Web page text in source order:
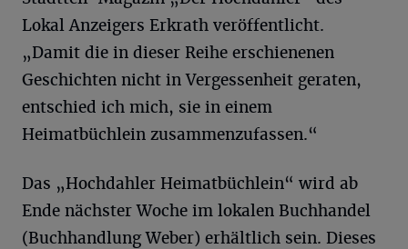
Lokal Anzeigers Erkrath veröffentlicht.
„Damit die in dieser Reihe erschienenen
Geschichten nicht in Vergessenheit geraten,
entschied ich mich, sie in einem
Heimatbüchlein zusammenzufassen.“
Das „Hochdahler Heimatbüchlein“ wird ab
Ende nächster Woche im lokalen Buchhandel
(Buchhandlung Weber) erhältlich sein. Dieses